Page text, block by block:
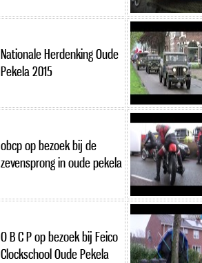
Nationale Herdenking Oude
Pekela 2015
obcp op bezoek bij de
zevensprong in oude pekela
O B C P op bezoek bij Feico
Clockschool Oude Pekela